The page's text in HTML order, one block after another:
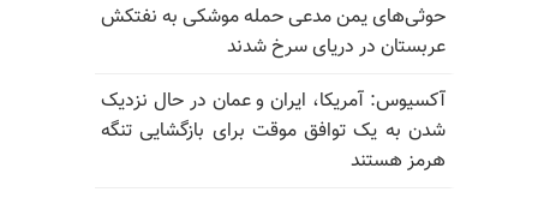
حوثی‌های یمن مدعی حمله موشکی به نفتکش
عربستان در دریای سرخ شدند
آکسیوس: آمریکا، ایران و عمان در حال نزدیک
شدن به یک توافق موقت برای بازگشایی تنگه
هرمز هستند